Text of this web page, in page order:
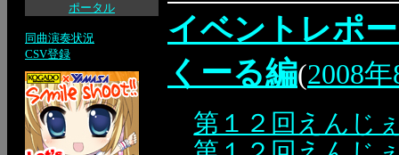
ポータル
同曲演奏状況
CSV登録
イベントレポ
くーる編(2008
第１２回えんじ